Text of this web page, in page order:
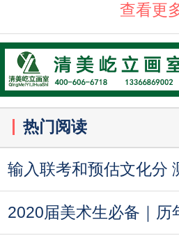
查看更
热门阅读
输入联考和预估文化分